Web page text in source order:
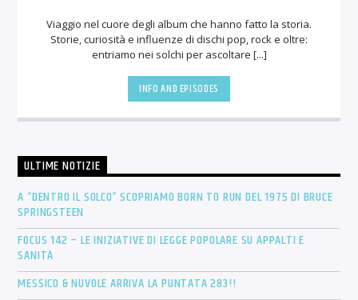
Viaggio nel cuore degli album che hanno fatto la storia.
Storie, curiosità e influenze di dischi pop, rock e oltre:
entriamo nei solchi per ascoltare [...]
INFO AND EPISODES
ULTIME NOTIZIE
A “DENTRO IL SOLCO” SCOPRIAMO BORN TO RUN DEL 1975 DI BRUCE
SPRINGSTEEN
FOCUS 142 – LE INIZIATIVE DI LEGGE POPOLARE SU APPALTI E
SANITÀ
MESSICO & NUVOLE ARRIVA LA PUNTATA 283!!